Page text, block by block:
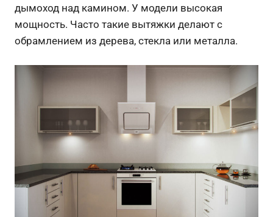
дымоход над камином. У модели высокая
мощность. Часто такие вытяжки делают с
обрамлением из дерева, стекла или металла.